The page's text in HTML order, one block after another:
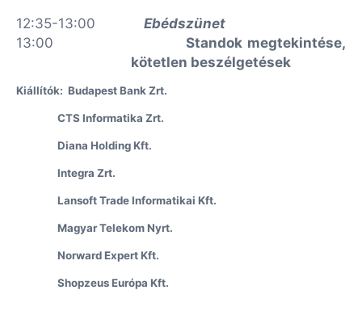
12:35-13:00
Ebédszünet
13:00
Standok megtekintése,
kötetlen beszélgetések
Kiállítók: Budapest Bank Zrt.
CTS Informatika Zrt.
Diana Holding Kft.
Integra Zrt.
Lansoft Trade Informatikai Kft.
Magyar Telekom Nyrt.
Norward Expert Kft.
Shopzeus Európa Kft.